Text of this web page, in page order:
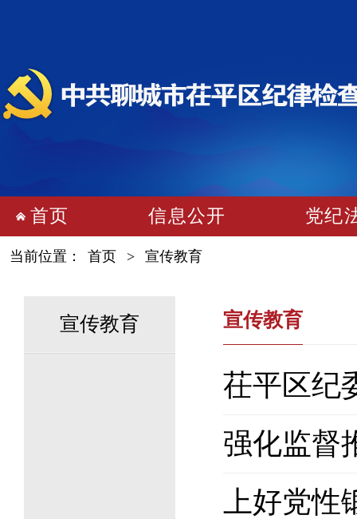
首页 信息公开 党纪
当前位置： 首页 > 宣传教育
宣传教育 宣传教育
茌平区纪
强化监督
上好党性